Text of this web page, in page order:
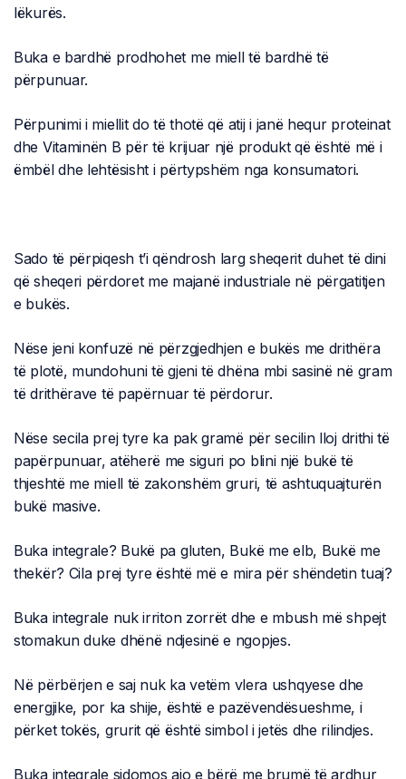
lëkurës.
Buka e bardhë prodhohet me miell të bardhë të
përpunuar.
Përpunimi i miellit do të thotë që atij i janë hequr proteinat
dhe Vitaminën B për të krijuar një produkt që është më i
ëmbël dhe lehtësisht i përtypshëm nga konsumatori.
Sado të përpiqesh t’i qëndrosh larg sheqerit duhet të dini
që sheqeri përdoret me majanë industriale në përgatitjen
e bukës.
Nëse jeni konfuzë në përzgjedhjen e bukës me drithëra
të plotë, mundohuni të gjeni të dhëna mbi sasinë në gram
të drithërave të papërnuar të përdorur.
Nëse secila prej tyre ka pak gramë për secilin lloj drithi të
papërpunuar, atëherë me siguri po blini një bukë të
thjeshtë me miell të zakonshëm gruri, të ashtuquajturën
bukë masive.
Buka integrale? Bukë pa gluten, Bukë me elb, Bukë me
thekër? Cila prej tyre është më e mira për shëndetin tuaj?
Buka integrale nuk irriton zorrët dhe e mbush më shpejt
stomakun duke dhënë ndjesinë e ngopjes.
Në përbërjen e saj nuk ka vetëm vlera ushqyese dhe
energjike, por ka shije, është e pazëvendësueshme, i
përket tokës, grurit që është simbol i jetës dhe rilindjes.
Buka integrale sidomos ajo e bërë me brumë të ardhur